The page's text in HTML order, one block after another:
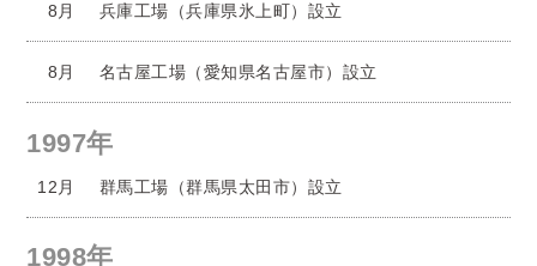
8月 兵庫工場（兵庫県氷上町）設立
8月 名古屋工場（愛知県名古屋市）設立
1997年
12月 群馬工場（群馬県太田市）設立
1998年